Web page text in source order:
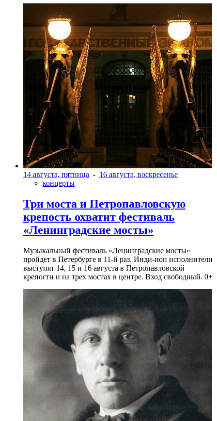
14 августа, пятница - 16 августа, воскресенье
концерты
Три моста и Петропавловскую
крепость охватит фестиваль
«Ленинградские мосты»
Музыкальный фестиваль «Ленинградские мосты»
пройдет в Петербурге в 11-й раз. Инди-поп исполнители
выступят 14, 15 и 16 августа в Петропавловской
крепости и на трех мостах в центре. Вход свободный. 0+